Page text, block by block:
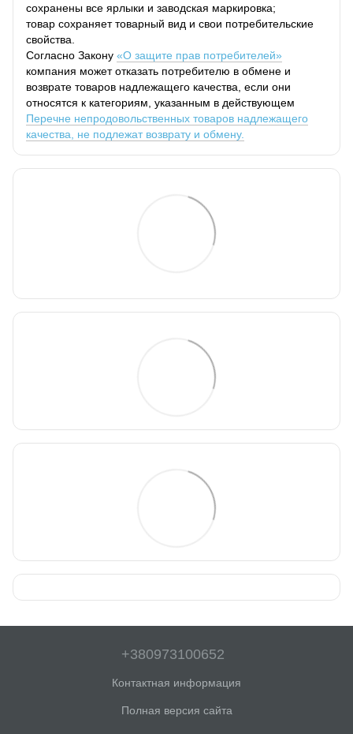
сохранены все ярлыки и заводская маркировка;
товар сохраняет товарный вид и свои потребительские
свойства.
Согласно Закону «О защите прав потребителей»
компания может отказать потребителю в обмене и
возврате товаров надлежащего качества, если они
относятся к категориям, указанным в действующем
Перечне непродовольственных товаров надлежащего
качества, не подлежат возврату и обмену.
+380973100652
Контактная информация
Полная версия сайта